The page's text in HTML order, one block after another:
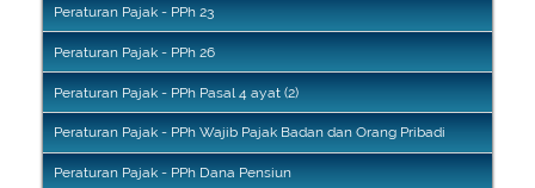
Peraturan Pajak - PPh 23
Peraturan Pajak - PPh 26
Peraturan Pajak - PPh Pasal 4 ayat (2)
Peraturan Pajak - PPh Wajib Pajak Badan dan Orang Pribadi
Peraturan Pajak - PPh Dana Pensiun